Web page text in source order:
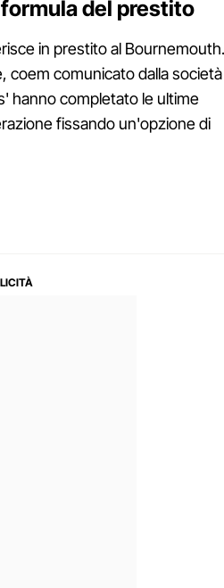
del prestito
in prestito al Bournemouth.
coem comunicato dalla società
hanno completato le ultime
fissando un'opzione di